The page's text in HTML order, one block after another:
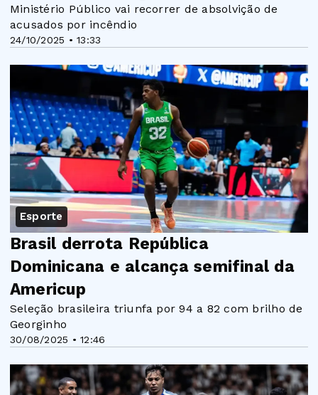
24/10/2025 • 13:33
Ministério Público vai recorrer de absolvição de
acusados por incêndio
Esporte
30/08/2025 • 12:46
Brasil derrota República
Dominicana e alcança semifinal da
Americup
Seleção brasileira triunfa por 94 a 82 com brilho de
Georginho